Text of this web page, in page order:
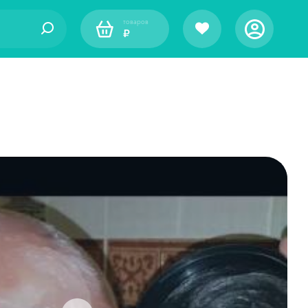
функциональности
SPF
различных типов кожи
маски,
товаров
₽